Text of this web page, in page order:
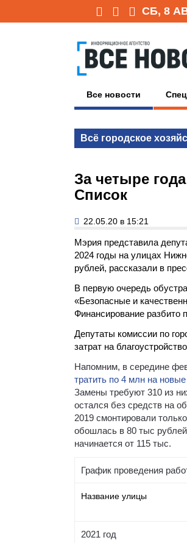
СБ, 8
Все новости
Всё городское
За четыре
Список
22.05.20 в 15:21
Мэрия представила
2024 годы на улицах
рублей, рассказали в
В первую очередь
«Безопасные и
Финансирование разбито
Депутаты комиссии по
затрат на
Напомним, в середине
тратить по 4 млн на новые
Замены требуют 310 из
остался без средств на
2019 смонтировали
обошлась в 80 тыс
начинается от 115 тыс.
График проведения
Название улицы
2021 год